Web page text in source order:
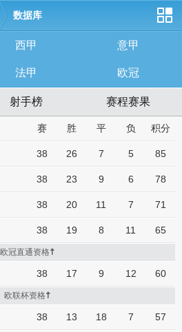
数据库
西甲 意甲
法甲 欧冠
射手榜 赛程赛果
赛 胜 平 负 积分
38 26 7 5 85
38 23 9 6 78
38 20 11 7 71
38 19 8 11 65
欧冠直通资格
38 17 9 12 60
欧联杯资格
38 13 18 7 57